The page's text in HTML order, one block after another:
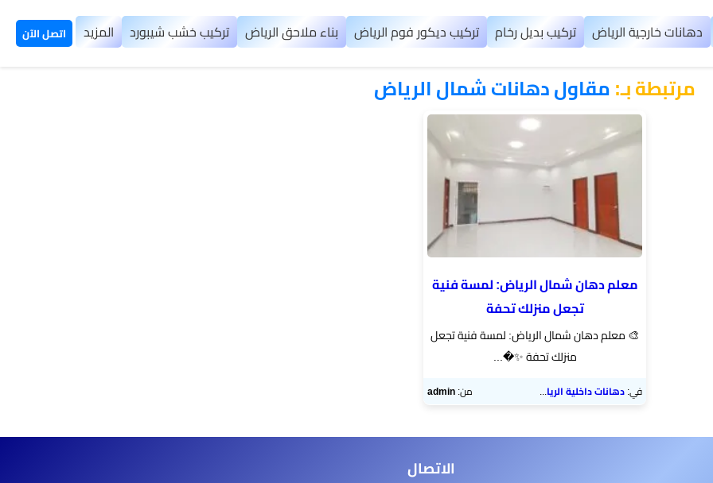
دهانات خارجية الرياض تركيب بديل رخام تركيب ديكور فوم الرياض بناء ملاحق الرياض تركيب خشب شيبورد المزيد اتصل الآن
مرتبطة بـ:مقاول دهانات شمال الرياض
معلم دهان شمال الرياض: لمسة فنية
تجعل منزلك تحفة
🎨 معلم دهان شمال الرياض: لمسة فنية تجعل
منزلك تحفة ✨​�...
في:دهانات داخلية الرياض من:admin
الاتصال